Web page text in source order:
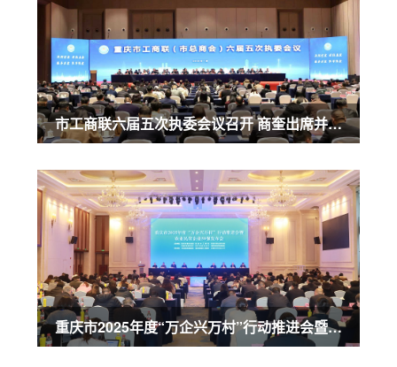
市工商联六届五次执委会议召开 商奎出席并讲话
重庆市2025年度“万企兴万村”行动推进会暨农业民营企业50强发布会召开 商奎出席并讲话